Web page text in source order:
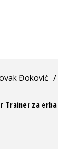
Đoković /
Trainer za